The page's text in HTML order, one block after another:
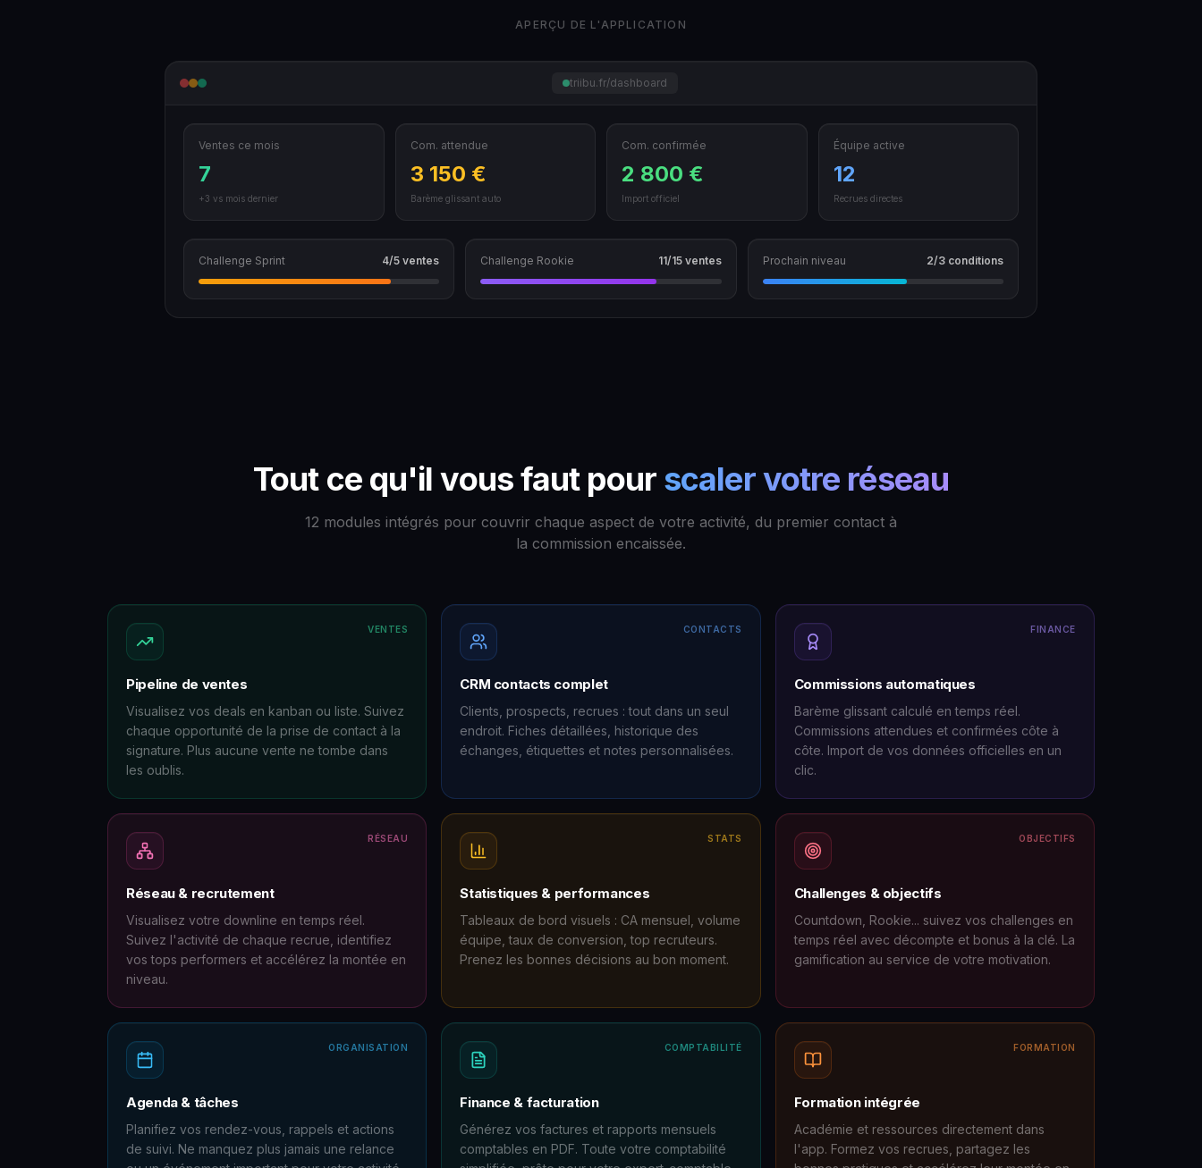
APERÇU DE L'APPLICATION
triibu.fr/dashboard
Ventes ce mois
7
+3 vs mois dernier
Com. attendue
3 150 €
Barème glissant auto
Com. confirmée
2 800 €
Import officiel
Équipe active
12
Recrues directes
Challenge Sprint 4/5 ventes Challenge Rookie 11/15 ventes Prochain niveau 2/3 conditions
Tout ce qu'il vous faut pour scaler votre réseau
12 modules intégrés pour couvrir chaque aspect de votre activité, du premier contact à
la commission encaissée.
VENTES
Pipeline de ventes
Visualisez vos deals en kanban ou liste. Suivez
chaque opportunité de la prise de contact à la
signature. Plus aucune vente ne tombe dans
les oublis.
CONTACTS
CRM contacts complet
Clients, prospects, recrues : tout dans un seul
endroit. Fiches détaillées, historique des
échanges, étiquettes et notes personnalisées.
FINANCE
Commissions automatiques
Barème glissant calculé en temps réel.
Commissions attendues et confirmées côte à
côte. Import de vos données officielles en un
clic.
RÉSEAU
Réseau & recrutement
Visualisez votre downline en temps réel.
Suivez l'activité de chaque recrue, identifiez
vos tops performers et accélérez la montée en
niveau.
STATS
Statistiques & performances
Tableaux de bord visuels : CA mensuel, volume
équipe, taux de conversion, top recruteurs.
Prenez les bonnes décisions au bon moment.
OBJECTIFS
Challenges & objectifs
Countdown, Rookie... suivez vos challenges en
temps réel avec décompte et bonus à la clé. La
gamification au service de votre motivation.
ORGANISATION
Agenda & tâches
Planifiez vos rendez-vous, rappels et actions
de suivi. Ne manquez plus jamais une relance
COMPTABILITÉ
Finance & facturation
Générez vos factures et rapports mensuels
comptables en PDF. Toute votre comptabilité
FORMATION
Formation intégrée
Académie et ressources directement dans
l'app. Formez vos recrues, partagez les